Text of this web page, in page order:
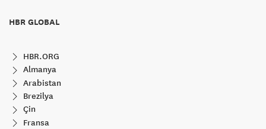
HBR GLOBAL
HBR.ORG
Almanya
Arabistan
Brezilya
Çin
Fransa